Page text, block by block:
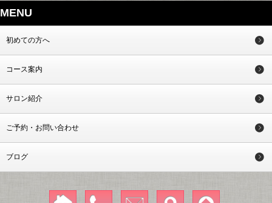
MENU
初めての方へ
コース案内
サロン紹介
ご予約・お問い合わせ
ブログ